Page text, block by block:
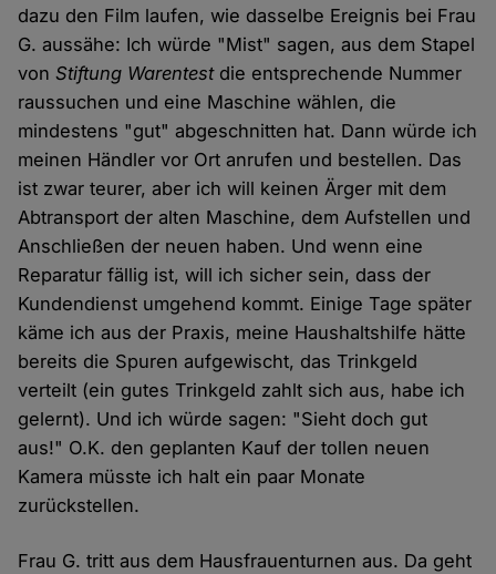
dazu den Film laufen, wie dasselbe Ereignis bei Frau
G. aussähe: Ich würde "Mist" sagen, aus dem Stapel
vonStiftung Warentestdie entsprechende Nummer
raussuchen und eine Maschine wählen, die
mindestens "gut" abgeschnitten hat. Dann würde ich
meinen Händler vor Ort anrufen und bestellen. Das
ist zwar teurer, aber ich will keinen Ärger mit dem
Abtransport der alten Maschine, dem Aufstellen und
Anschließen der neuen haben. Und wenn eine
Reparatur fällig ist, will ich sicher sein, dass der
Kundendienst umgehend kommt. Einige Tage später
käme ich aus der Praxis, meine Haushaltshilfe hätte
bereits die Spuren aufgewischt, das Trinkgeld
verteilt (ein gutes Trinkgeld zahlt sich aus, habe ich
gelernt). Und ich würde sagen: "Sieht doch gut
aus!" O.K. den geplanten Kauf der tollen neuen
Kamera müsste ich halt ein paar Monate
zurückstellen.
Frau G. tritt aus dem Hausfrauenturnen aus. Da geht